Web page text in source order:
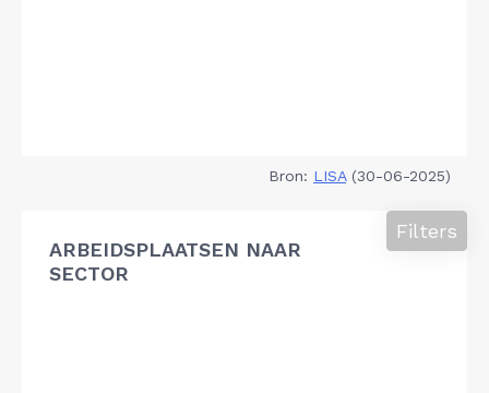
Bron: LISA(30-06-2025)
ARBEIDSPLAATSEN NAAR
SECTOR
Filters